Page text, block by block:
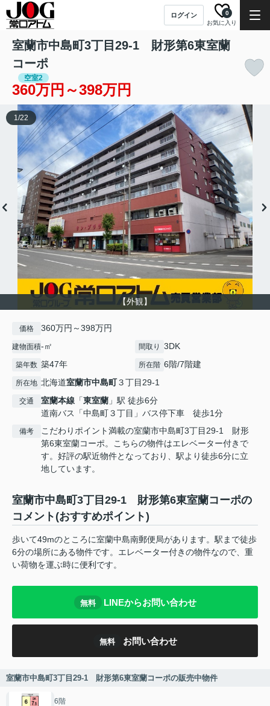
ログイン
お気に入り
0
室蘭市中島町3丁目29-1 財形第6東室蘭
コーポ
空室2
360万円～398万円
【外観】
1/22
価格 360万円～398万円
建物面積-㎡ 間取り 3DK
築年数 築47年 所在階 6階/7階建
所在地 北海道室蘭市中島町３丁目29-1
交通 室蘭本線 「東室蘭 」駅 徒歩6分
道南バス「中島町３丁目」バス停下車 徒歩1分
備考
こだわりポイント満載の室蘭市中島町3丁目29-1 財形
第6東室蘭コーポ。こちらの物件はエレベーター付きで
す。好評の駅近物件となっており、駅より徒歩6分に立
地しています。
室蘭市中島町3丁目29-1 財形第6東室蘭コーポの
コメント(おすすめポイント)
歩いて49mのところに室蘭中島南郵便局があります。駅まで徒歩
6分の場所にある物件です。エレベーター付きの物件なので、重
い荷物を運ぶ時に便利です。
無料 LINEからお問い合わせ
無料 お問い合わせ
室蘭市中島町3丁目29-1 財形第6東室蘭コーポの販売中物件
6階